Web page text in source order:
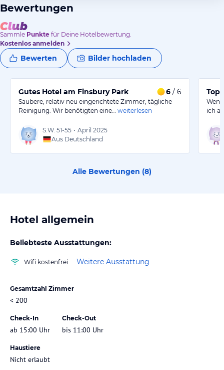
Bewertungen
Sammle Punkte für Deine Hotelbewertung.
Kostenlos anmelden
Bewerten Bilder hochladen
Gutes Hotel am Finsbury Park 6 / 6
Saubere, relativ neu eingerichtete Zimmer, tägliche
Reinigung. Wir benötigten eine…
weiterlesen
S.W. 51-55 • April 2025
Aus Deutschland
Top
ich
Alle Bewertungen (8)
Hotel allgemein
Beliebteste Ausstattungen:
Wifi kostenfrei Weitere Ausstattung
Gesamtzahl Zimmer
< 200
Check-In
ab 15:00 Uhr
Check-Out
bis 11:00 Uhr
Haustiere
Nicht erlaubt